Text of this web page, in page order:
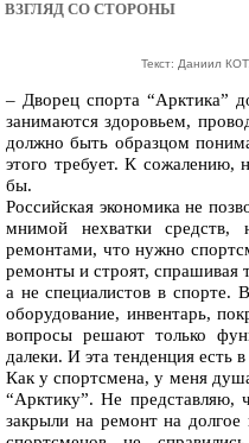
ВЗГЛЯД СО СТОРОНЫ
Текст: Даниил
– Дворец спорта “Арктика”
занимаются здоровьем,
должно быть образцом
этого требует. К сожалению,
бы.
Российская экономика не
мнимой нехватки средств,
ремонтами, что нужно
ремонты и строят, спрашивая
а не специалистов в спорте.
оборудование, инвентарь,
вопросы решают только
далеки. И эта тенденция есть
Как у спортсмена, у меня
“Арктику”. Не представляю,
закрыли на ремонт на